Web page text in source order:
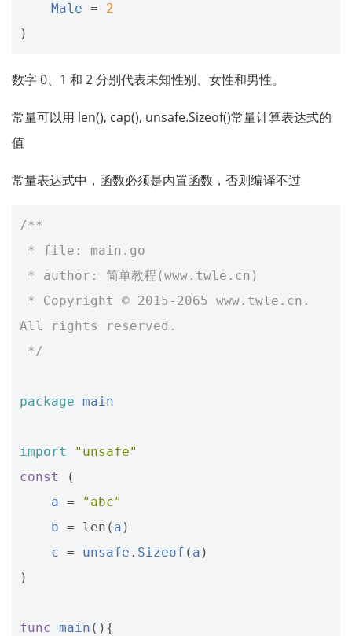
Male =
2
)
数字 0、1 和 2 分别代表未知性别、女性和男性。
常量可以用 len(), cap(), unsafe.Sizeof()常量计算表达式的
值
常量表达式中，函数必须是内置函数，否则编译不过
/**
* file: main.go
* author: 简单教程(www.twle.cn)
All rights reserved.
*/
package main
import
"unsafe"
const
(
a =
"abc"
b = len ( a )
c = unsafe . Sizeof ( a )
)
func main (){